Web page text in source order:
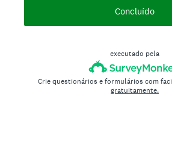
Concluído
executado pela
Crie questionários e formulários com
gratuitamente.